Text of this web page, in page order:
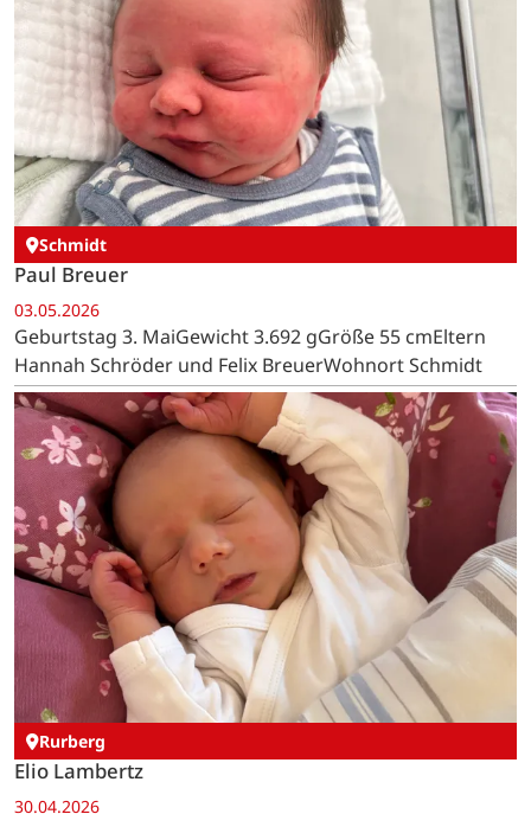
Schmidt
Paul Breuer
03.05.2026
Geburtstag 3. MaiGewicht 3.692 gGröße 55 cmEltern
Hannah Schröder und Felix BreuerWohnort Schmidt
Rurberg
Elio Lambertz
30.04.2026